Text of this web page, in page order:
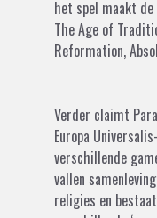
het spel maakt
The Age of
Reformation,
Verder claimt
Europa
verschillende
vallen
religies en